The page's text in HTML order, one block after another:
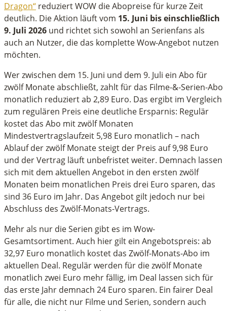
Dragon“ reduziert WOW die Abopreise für kurze Zeit
deutlich. Die Aktion läuft vom 15. Juni bis einschließlich
9. Juli 2026 und richtet sich sowohl an Serienfans als
auch an Nutzer, die das komplette Wow-Angebot nutzen
möchten.
Wer zwischen dem 15. Juni und dem 9. Juli ein Abo für
zwölf Monate abschließt, zahlt für das Filme-&-Serien-Abo
monatlich reduziert ab 2,89 Euro. Das ergibt im Vergleich
zum regulären Preis eine deutliche Ersparnis: Regulär
kostet das Abo mit zwölf Monaten
Mindestvertragslaufzeit 5,98 Euro monatlich – nach
Ablauf der zwölf Monate steigt der Preis auf 9,98 Euro
und der Vertrag läuft unbefristet weiter. Demnach lassen
sich mit dem aktuellen Angebot in den ersten zwölf
Monaten beim monatlichen Preis drei Euro sparen, das
sind 36 Euro im Jahr. Das Angebot gilt jedoch nur bei
Abschluss des Zwölf-Monats-Vertrags.
Mehr als nur die Serien gibt es im Wow-
Gesamtsortiment. Auch hier gilt ein Angebotspreis: ab
32,97 Euro monatlich kostet das Zwölf-Monats-Abo im
aktuellen Deal. Regulär werden für die zwölf Monate
monatlich zwei Euro mehr fällig, im Deal lassen sich für
das erste Jahr demnach 24 Euro sparen. Ein fairer Deal
für alle, die nicht nur Filme und Serien, sondern auch